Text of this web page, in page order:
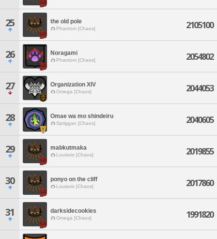
25 the old pole
Phantom [Chaos] 2105100
26 Noragami
Phantom [Chaos] 2054802
27 Organization XIV
Omega [Chaos] 2044053
28 Omae wa mo shindeiru
Spriggan [Chaos] 2040605
29 mabkutmaka
Louisoix [Chaos] 2019855
30 ponyo on the cliff
Louisoix [Chaos] 2017860
31 darksidecookies
Omega [Chaos] 1991820